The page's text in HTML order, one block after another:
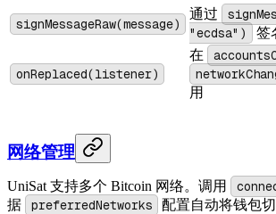
signMessageRaw(message)
通过
"ecdsa")
签
onReplaced(listener)
在
用
网络管理
UniSat 支持多个 Bitcoin 网络。调用
据
preferredNetworks 配置自动将钱包